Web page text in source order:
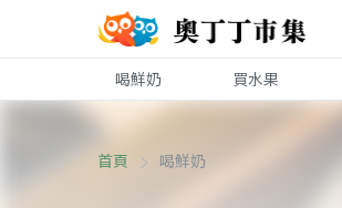
喝鮮奶 買水果
首頁 喝鮮奶